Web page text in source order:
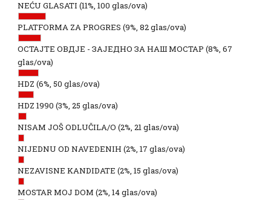
NEĆU GLASATI (11%, 100 glas/ova)
PLATFORMA ZA PROGRES (9%, 82 glas/ova)
ОСТАЈТЕ ОВДЈЕ - ЗАЈЕДНО ЗА НАШ МОСТАР (8%, 67
glas/ova)
HDZ (6%, 50 glas/ova)
HDZ 1990 (3%, 25 glas/ova)
NISAM JOŠ ODLUČILA/O (2%, 21 glas/ova)
NIJEDNU OD NAVEDENIH (2%, 17 glas/ova)
NEZAVISNE KANDIDATE (2%, 15 glas/ova)
MOSTAR MOJ DOM (2%, 14 glas/ova)